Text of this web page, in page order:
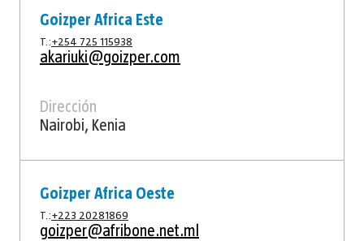
Goizper Africa Este
T.:+254 725 115938
akariuki@goizper.com
Dirección
Nairobi, Kenia
Goizper Africa Oeste
T.:+223 20281869
goizper@afribone.net.ml